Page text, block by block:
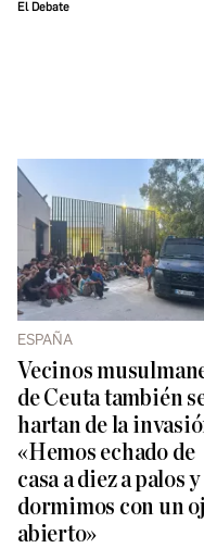
El Debate
ESPAÑA
Vecinos
de Ceuta también
hartan de la
«Hemos echado de
casa a diez a palos y
dormimos con un
abierto»